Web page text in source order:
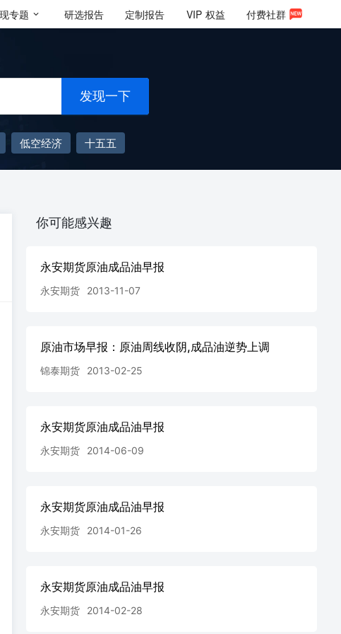
专题 研选报告 定制报告 VIP 权益 付费社群
发现一下
低空经济
十五五
你可能感兴趣
永安期货原油成品油早报
永安期货 2013-11-07
原油市场早报：原油周线收阴,成品油逆势上调
锦泰期货 2013-02-25
永安期货原油成品油早报
永安期货 2014-06-09
永安期货原油成品油早报
永安期货 2014-01-26
永安期货原油成品油早报
永安期货 2014-02-28